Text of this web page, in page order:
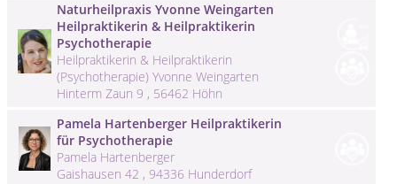
Naturheilpraxis Yvonne Weingarten
Heilpraktikerin & Heilpraktikerin
Psychotherapie
Heilpraktikerin & Heilpraktikerin
(Psychotherapie) Yvonne Weingarten
Hinterm Zaun 9 , 56462 Höhn
Pamela Hartenberger Heilpraktikerin
für Psychotherapie
Pamela Hartenberger
Gaishausen 42 , 94336 Hunderdorf